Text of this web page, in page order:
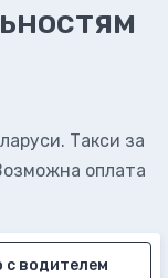
Такси за
оплата
с водителем